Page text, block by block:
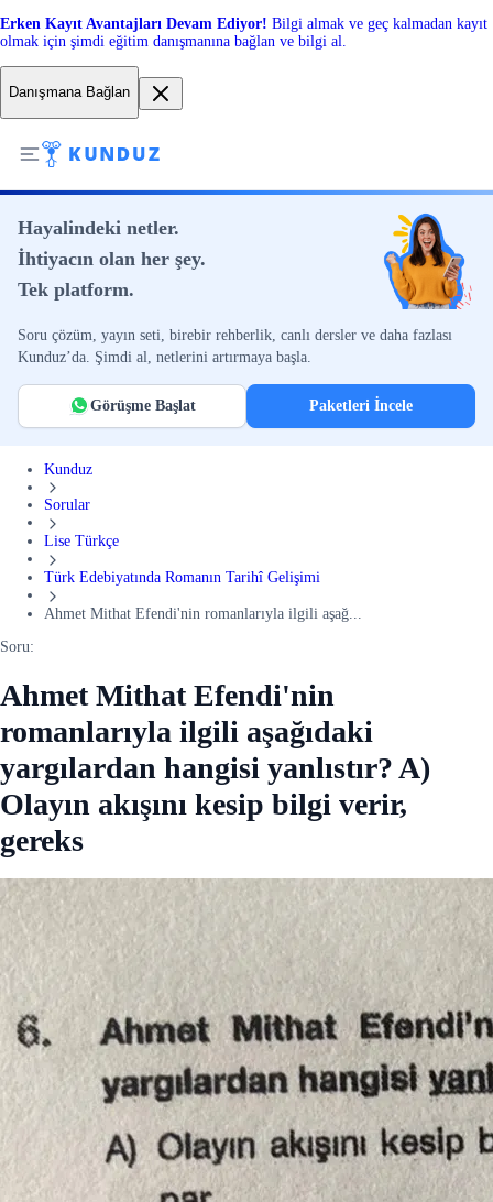
Erken Kayıt Avantajları Devam Ediyor! Bilgi almak ve geç kalmadan kayıt
olmak için şimdi eğitim danışmanına bağlan ve bilgi al.
Danışmana Bağlan
Hayalindeki netler.
İhtiyacın olan her şey.
Tek platform.
Soru çözüm, yayın seti, birebir rehberlik, canlı dersler ve daha fazlası
Kunduz’da. Şimdi al, netlerini artırmaya başla.
Görüşme Başlat Paketleri İncele
Kunduz
Sorular
Lise Türkçe
Türk Edebiyatında Romanın Tarihî Gelişimi
Ahmet Mithat Efendi'nin romanlarıyla ilgili aşağ...
Soru:
Ahmet Mithat Efendi'nin
romanlarıyla ilgili aşağıdaki
yargılardan hangisi yanlıstır? A)
Olayın akışını kesip bilgi verir,
gereks